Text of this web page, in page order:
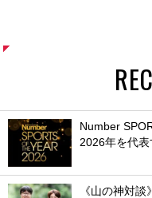
Number
2026年を代
《山の神対